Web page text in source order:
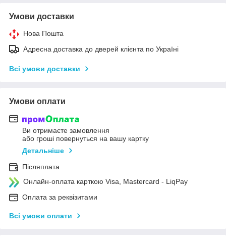
Умови доставки
Нова Пошта
Адресна доставка до дверей клієнта по Україні
Всі умови доставки
Умови оплати
Ви отримаєте замовлення
або гроші повернуться на вашу картку
Детальніше
Післяплата
Онлайн-оплата карткою Visa, Mastercard - LiqPay
Оплата за реквізитами
Всі умови оплати